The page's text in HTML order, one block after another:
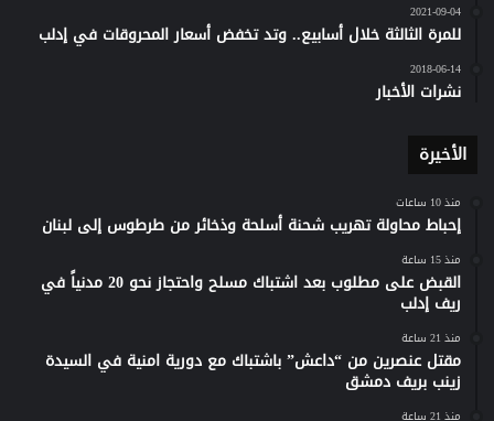
2021-09-04
للمرة الثالثة خلال أسابيع.. وتد تخفض أسعار المحروقات في إدلب
2018-06-14
نشرات الأخبار
الأخيرة
منذ 10 ساعات
إحباط محاولة تهريب شحنة أسلحة وذخائر من طرطوس إلى لبنان
منذ 15 ساعة
القبض على مطلوب بعد اشتباك مسلح واحتجاز نحو 20 مدنياً في
ريف إدلب
منذ 21 ساعة
مقتل عنصرين من “داعش” باشتباك مع دورية امنية في السيدة
زينب بريف دمشق
منذ 21 ساعة